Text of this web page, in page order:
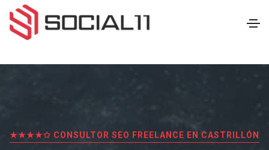
★★★★✩ CONSULTOR SEO FREELANCE EN CASTRILLÓN